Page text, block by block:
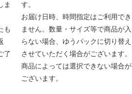
ま
も
了
す。
お届け日時、時間指定はご利用でき
ません。数量・サイズ等で商品が入
らない場合、ゆうパックに切り替え
させていただく場合がございます。
商品によっては選択できない場合が
ございます。